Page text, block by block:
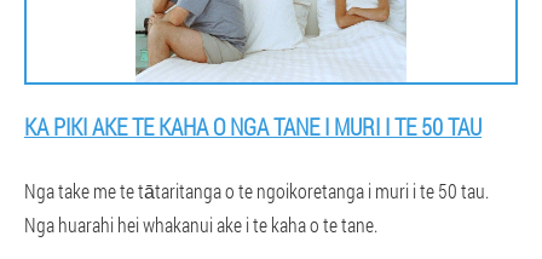
KA PIKI AKE TE KAHA O NGA TANE I MURI I TE 50 TAU
Nga take me te tātaritanga o te ngoikoretanga i muri i te 50 tau.
Nga huarahi hei whakanui ake i te kaha o te tane.